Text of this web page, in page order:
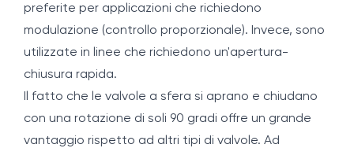
preferite per applicazioni che richiedono
modulazione (controllo proporzionale). Invece, sono
utilizzate in linee che richiedono un'apertura-
chiusura rapida.
Il fatto che le valvole a sfera si aprano e chiudano
con una rotazione di soli 90 gradi offre un grande
vantaggio rispetto ad altri tipi di valvole. Ad